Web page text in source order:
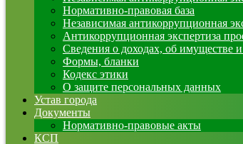
Нормативно-правовая база
Независимая антикоррупционная
Антикоррупционная экспертиза
Сведения о доходах, об имуществе и
Формы, бланки
Кодекс этики
О защите персональных данных
Устав города
Документы
Нормативно-правовые акты
КСП